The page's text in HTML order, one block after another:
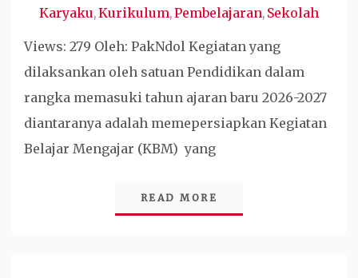
Karyaku,Kurikulum,Pembelajaran, Sekolah
Views: 279 Oleh: PakNdol Kegiatan yang
dilaksankan oleh satuan Pendidikan dalam
rangka memasuki tahun ajaran baru 2026-2027
diantaranya adalah memepersiapkan Kegiatan
Belajar Mengajar (KBM) yang
READ MORE